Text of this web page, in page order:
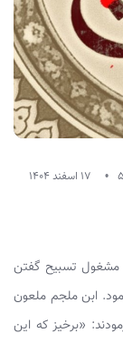
مشغول تسبیح گفتن
ابن ملجم ملعون
«برخیز که این